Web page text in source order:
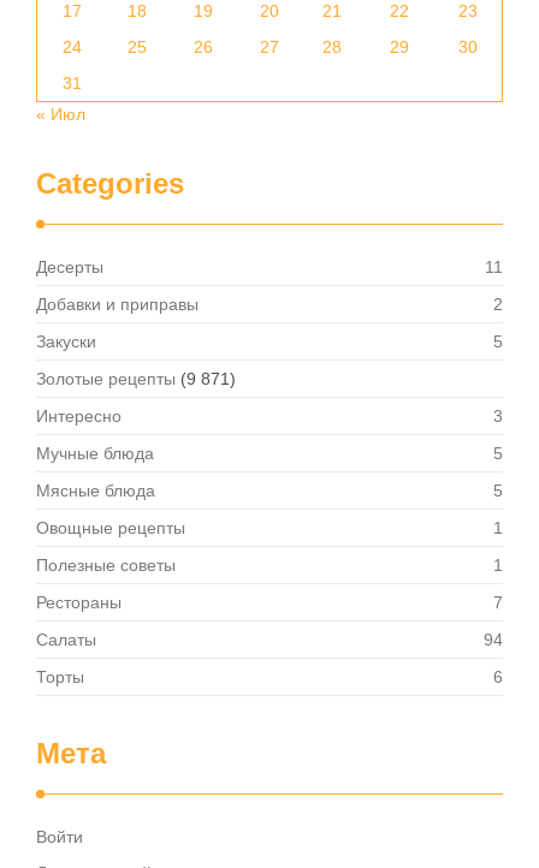
17
18 19 20 21 22
23
24
25 26 27 28 29
30
31
« Июл
Categories
Десерты
11
Добавки и приправы
2
Закуски
5
Золотые рецепты (9 871)
Интересно
3
Мучные блюда
5
Мясные блюда
5
Овощные рецепты
1
Полезные советы
1
Рестораны
7
Салаты
94
Торты
6
Мета
Войти